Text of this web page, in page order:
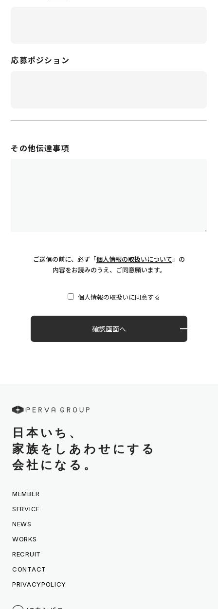
応募ポジション
その他伝達事項
ご送信の前に、必ず「個人情報の取扱いについて」の
内容をお読みのうえ、ご同意願います。
個人情報の取扱いに同意する
日本いち、
家族をしあわせにする
会社になる。
MEMBER
SERVICE
NEWS
WORKS
RECRUIT
CONTACT
PRIVACYPOLICY